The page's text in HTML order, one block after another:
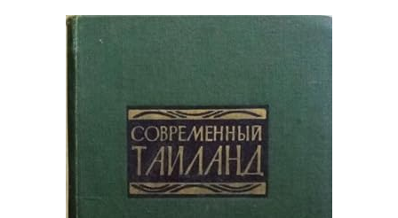
Libros antiguos
Arte y coleccionismo
Comenzar a vender
CERRAR